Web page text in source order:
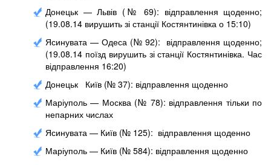
Донецьк — Львів (№ 69): відправлення щоденно;
(19.08.14 вирушить зі станції Костянтинівка о 15:10)
Ясинувата — Одеса (№ 92): відправлення щоденно;
(19.08.14 поїзд вирушить зі станції Костянтинівка. Час
відправлення 16:20)
Донецьк Київ (№ 37): відправлення щоденно
Маріуполь — Москва (№ 78): відправлення тільки по
непарних числах
Ясинувата — Київ (№ 125): відправлення щоденно
Маріуполь — Київ (№ 584): відправлення щоденно